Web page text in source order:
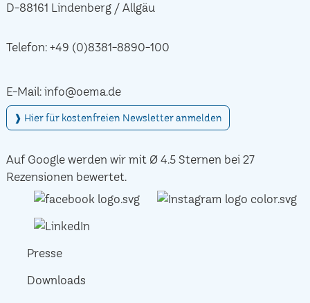
D-88161 Lindenberg / Allgäu
Telefon: +49 (0)8381-8890-100
E-Mail: info@oema.de
❱ Hier für kostenfreien Newsletter anmelden
Auf Google werden wir mit Ø 4.5 Sternen bei 27
Rezensionen bewertet.
Presse
Downloads